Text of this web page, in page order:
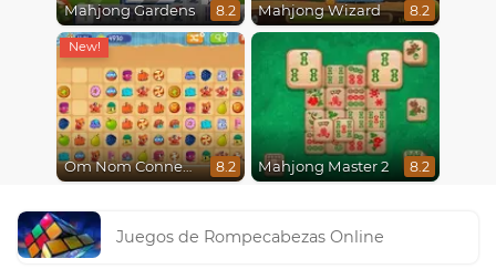
Mahjong Gardens 8.2 Mahjong Wizard 8.2
Om Nom Connect Classic 8.2 Mahjong Master 2 8.2
Juegos de Rompecabezas Online